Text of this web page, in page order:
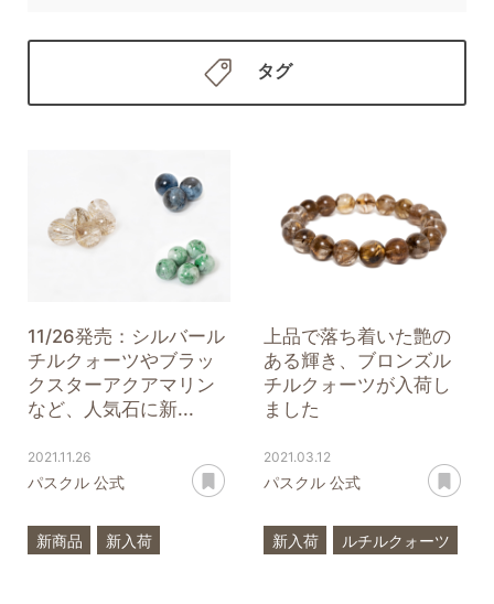
タグ
11/26発売：シルバール
チルクォーツやブラッ
クスターアクアマリン
など、人気石に新...
2021.11.26
パスクル 公式
あとで読む
新商品
新入荷
上品で落ち着いた艶の
ある輝き、ブロンズル
チルクォーツが入荷し
ました
2021.03.12
パスクル 公式
新入荷
ルチルクォーツ